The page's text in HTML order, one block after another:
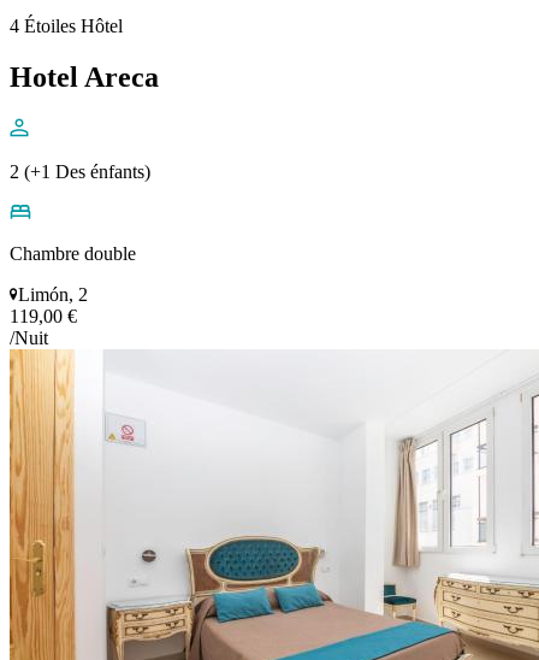
4 Étoiles Hôtel
Hotel Areca
2 (+1 Des énfants)
Chambre double
Limón, 2
119,00 €
/Nuit